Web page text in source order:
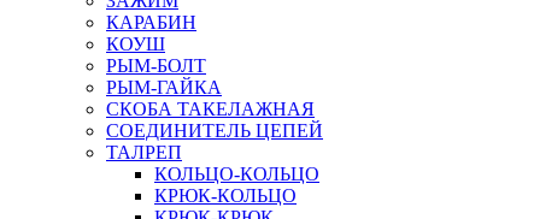
КАРАБИН
КОУШ
РЫМ-БОЛТ
РЫМ-ГАЙКА
СКОБА ТАКЕЛАЖНАЯ
СОЕДИНИТЕЛЬ ЦЕПЕЙ
ТАЛРЕП
КОЛЬЦО-КОЛЬЦО
КРЮК-КОЛЬЦО